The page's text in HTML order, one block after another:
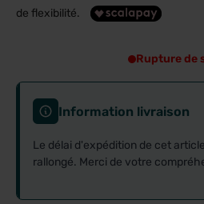
de flexibilité.
Rupture de
Information livraison
Le délai d'expédition de cet
rallongé. Merci de votre